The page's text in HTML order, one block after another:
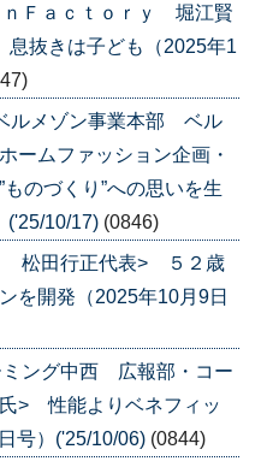
ｎＦａｃｔｏｒｙ 堀江賢
抜きは子ども（2025年1
ルメゾン事業本部 ベル
ームファッション企画・
のづくり”への思いを生
('25/10/17) (0846)
松田行正代表> ５２歳
を開発（2025年10月9日
ミング中西 広報部・コー
> 性能よりベネフィッ
号）('25/10/06) (0844)